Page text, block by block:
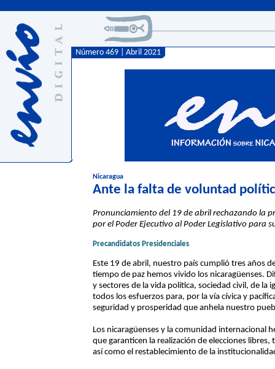
Número 469 | Abril 2021
Nicaragua
Ante la falta de voluntad
Pronunciamiento del 19 de abril rechazando la
por el Poder Ejecutivo al Poder Legislativo para
Precandidatos Presidenciales
Este 19 de abril, nuestro país cumplió tres años
tiempo de paz hemos vivido los nicaragüenses.
y sectores de la vida política, sociedad civil, de la
todos los esfuerzos para, por la vía cívica y
seguridad y prosperidad que anhela nuestro
Los nicaragüenses y la comunidad internacional
que garanticen la realización de elecciones
así como el restablecimiento de la